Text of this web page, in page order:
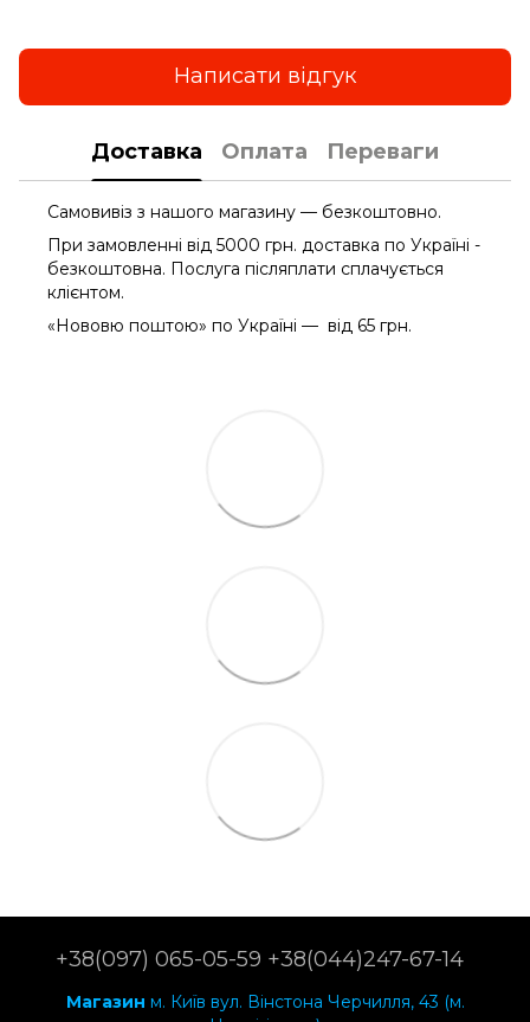
Написати відгук
Доставка Оплата Переваги
Самовивіз з нашого магазину — безкоштовно.
При замовленні від 5000 грн. доставка по Україні -
безкоштовна. Послуга післяплати сплачується
клієнтом.
«Нововю поштою» по Україні — від 65 грн.
+38(097) 065-05-59 +38(044)247-67-14
Магазин м. Київ вул. Вінстона Черчилля, 43 (м.